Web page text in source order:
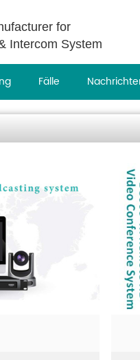
for
Intercom System
Fälle